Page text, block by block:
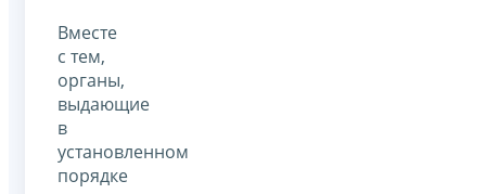
Вместе
с тем,
органы,
выдающие
в
установленном
порядке